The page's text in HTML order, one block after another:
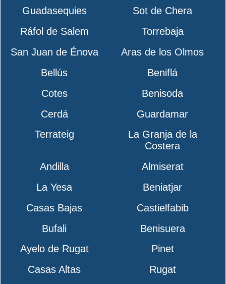
Guadasequies
Sot de Chera
Ráfol de Salem
Torrebaja
San Juan de Énova
Aras de los Olmos
Bellús
Beniflá
Cotes
Benisoda
Cerdá
Guardamar
Terrateig
La Granja de la
Costera
Andilla
Almiserat
La Yesa
Beniatjar
Casas Bajas
Castielfabib
Bufali
Benisuera
Ayelo de Rugat
Pinet
Casas Altas
Rugat